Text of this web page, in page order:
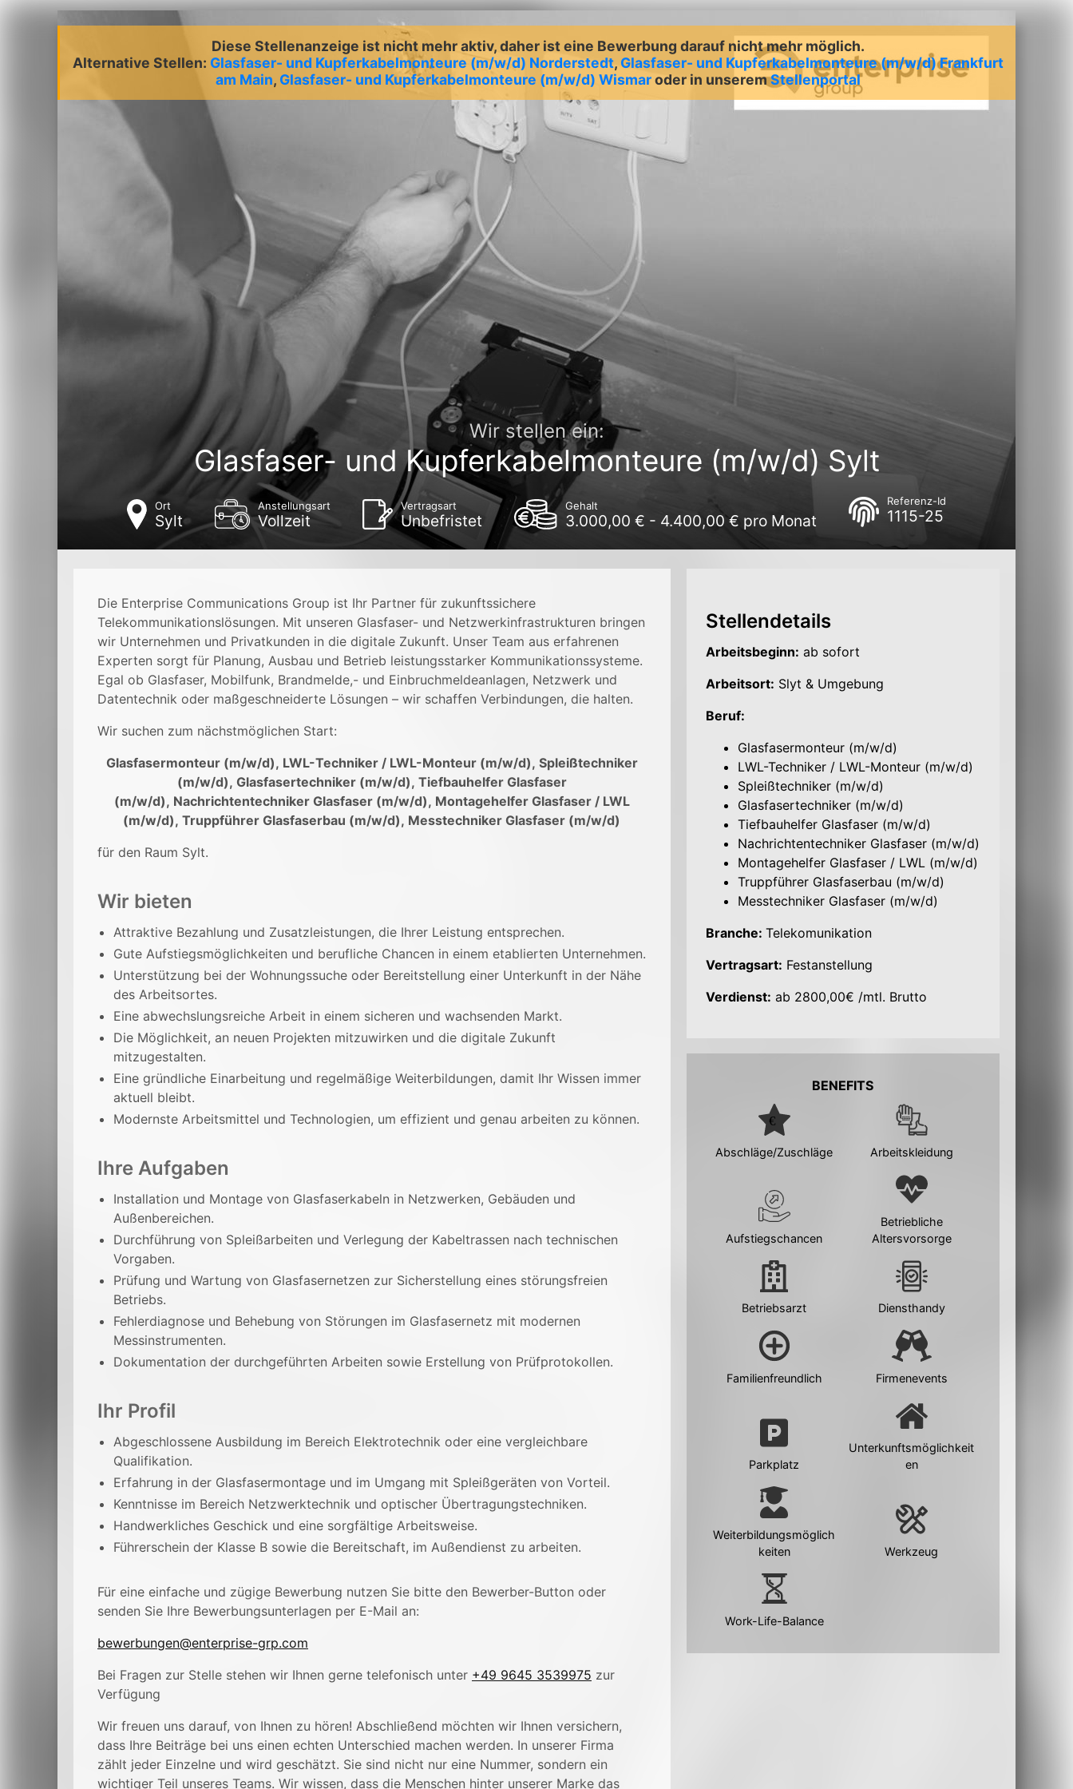
Diese Stellenanzeige ist nicht mehr aktiv, daher ist eine Bewerbung darauf nicht mehr möglich.
Alternative Stellen: Glasfaser- und Kupferkabelmonteure (m/w/d) Norderstedt,Glasfaser- und Kupferkabelmonteure (m/w/d) Frankfurt
am Main, Glasfaser- und Kupferkabelmonteure (m/w/d) Wismar oder in unseremStellenportal
Wir stellen ein:
Glasfaser- und Kupferkabelmonteure (m/w/d) Sylt
Ort
Sylt
Anstellungsart
Vollzeit
Vertragsart
Unbefristet
Gehalt
3.000,00 € - 4.400,00 € pro Monat
Referenz-Id
1115-25
Die Enterprise Communications Group ist Ihr Partner für zukunftssichere
Telekommunikationslösungen. Mit unseren Glasfaser- und Netzwerkinfrastrukturen bringen
wir Unternehmen und Privatkunden in die digitale Zukunft. Unser Team aus erfahrenen
Experten sorgt für Planung, Ausbau und Betrieb leistungsstarker Kommunikationssysteme.
Egal ob Glasfaser, Mobilfunk, Brandmelde,- und Einbruchmeldeanlagen, Netzwerk und
Datentechnik oder maßgeschneiderte Lösungen – wir schaffen Verbindungen, die halten.
Wir suchen zum nächstmöglichen Start:
Glasfasermonteur (m/w/d), LWL-Techniker / LWL-Monteur (m/w/d), Spleißtechniker
(m/w/d), Glasfasertechniker (m/w/d), Tiefbauhelfer Glasfaser
(m/w/d), Nachrichtentechniker Glasfaser (m/w/d), Montagehelfer Glasfaser / LWL
(m/w/d),Truppführer Glasfaserbau (m/w/d), Messtechniker Glasfaser (m/w/d)
für den Raum Sylt.
Wir bieten
Attraktive Bezahlung und Zusatzleistungen, die Ihrer Leistung entsprechen.
Gute Aufstiegsmöglichkeiten und berufliche Chancen in einem etablierten Unternehmen.
Unterstützung bei der Wohnungssuche oder Bereitstellung einer Unterkunft in der Nähe
des Arbeitsortes.
Eine abwechslungsreiche Arbeit in einem sicheren und wachsenden Markt.
Die Möglichkeit, an neuen Projekten mitzuwirken und die digitale Zukunft
mitzugestalten.
Eine gründliche Einarbeitung und regelmäßige Weiterbildungen, damit Ihr Wissen immer
aktuell bleibt.
Modernste Arbeitsmittel und Technologien, um effizient und genau arbeiten zu können.
Ihre Aufgaben
Installation und Montage von Glasfaserkabeln in Netzwerken, Gebäuden und
Außenbereichen.
Durchführung von Spleißarbeiten und Verlegung der Kabeltrassen nach technischen
Vorgaben.
Prüfung und Wartung von Glasfasernetzen zur Sicherstellung eines störungsfreien
Betriebs.
Fehlerdiagnose und Behebung von Störungen im Glasfasernetz mit modernen
Messinstrumenten.
Dokumentation der durchgeführten Arbeiten sowie Erstellung von Prüfprotokollen.
Ihr Profil
Abgeschlossene Ausbildung im Bereich Elektrotechnik oder eine vergleichbare
Qualifikation.
Erfahrung in der Glasfasermontage und im Umgang mit Spleißgeräten von Vorteil.
Kenntnisse im Bereich Netzwerktechnik und optischer Übertragungstechniken.
Handwerkliches Geschick und eine sorgfältige Arbeitsweise.
Führerschein der Klasse B sowie die Bereitschaft, im Außendienst zu arbeiten.
Für eine einfache und zügige Bewerbung nutzen Sie bitte den Bewerber-Button oder
senden Sie Ihre Bewerbungsunterlagen per E-Mail an:
bewerbungen@enterprise-grp.com
Bei Fragen zur Stelle stehen wir Ihnen gerne telefonisch unter +49 9645 3539975 zur
Verfügung
Wir freuen uns darauf, von Ihnen zu hören! Abschließend möchten wir Ihnen versichern,
dass Ihre Beiträge bei uns einen echten Unterschied machen werden. In unserer Firma
zählt jeder Einzelne und wird geschätzt. Sie sind nicht nur eine Nummer, sondern ein
wichtiger Teil unseres Teams. Wir wissen, dass die Menschen hinter unserer Marke das
Stellendetails
Arbeitsbeginn: ab sofort
Arbeitsort: Slyt & Umgebung
Beruf:
Glasfasermonteur (m/w/d)
LWL-Techniker / LWL-Monteur (m/w/d)
Spleißtechniker (m/w/d)
Glasfasertechniker (m/w/d)
Tiefbauhelfer Glasfaser (m/w/d)
Nachrichtentechniker Glasfaser (m/w/d)
Montagehelfer Glasfaser / LWL (m/w/d)
Truppführer Glasfaserbau (m/w/d)
Messtechniker Glasfaser (m/w/d)
Branche: Telekomunikation
Vertragsart: Festanstellung
Verdienst: ab 2800,00€ /mtl. Brutto
BENEFITS
Abschläge/Zuschläge Arbeitskleidung
Aufstiegschancen
Betriebliche
Altersvorsorge
Betriebsarzt Diensthandy
Familienfreundlich Firmenevents
Parkplatz
Unterkunftsmöglichkeit
en
Weiterbildungsmöglich
keiten
Werkzeug
Work-Life-Balance